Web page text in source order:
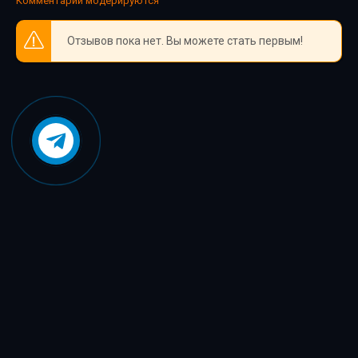
Невиновные под следствием
Невиновные под следствием
Невиновные под следствием
Невиновные под следствием
Невиновные под следствием
Отзывов пока нет. Вы можете стать первым!